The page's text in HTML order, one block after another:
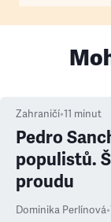
Zahraničí•11 minut
Pedro
populistů.
proudu
Dominika Perlínová•